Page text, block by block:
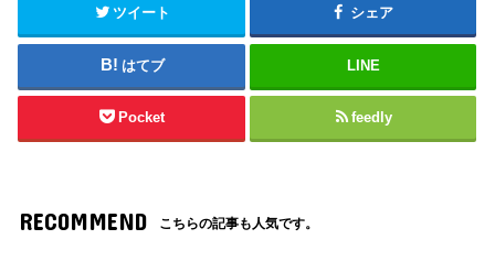
ツイート シェア
はてブ LINE
Pocket feedly
RECOMMEND こちらの記事も人気です。